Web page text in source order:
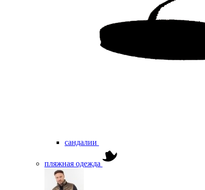
сандалии
пляжная одежда